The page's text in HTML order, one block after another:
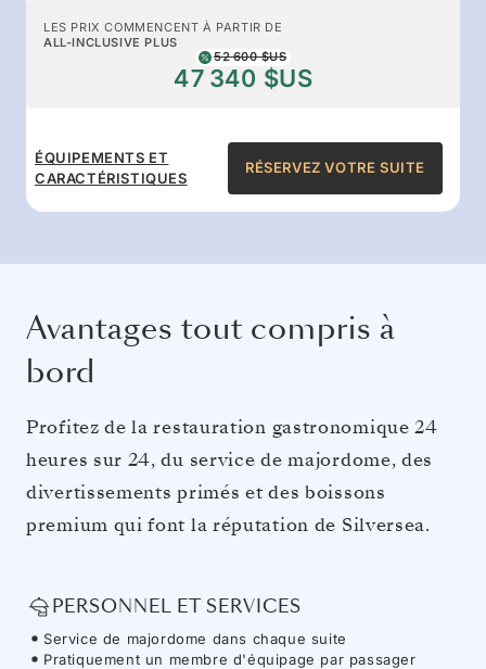
LES PRIX COMMENCENT À PARTIR DE
ALL-INCLUSIVE PLUS
52 600 $US
47 340 $US
ÉQUIPEMENTS ET
CARACTÉRISTIQUES
RÉSERVEZ VOTRE SUITE
Avantages tout compris à
bord
Profitez de la restauration gastronomique 24
heures sur 24, du service de majordome, des
divertissements primés et des boissons
premium qui font la réputation de Silversea.
PERSONNEL ET SERVICES
Service de majordome dans chaque suite
Pratiquement un membre d'équipage par passager